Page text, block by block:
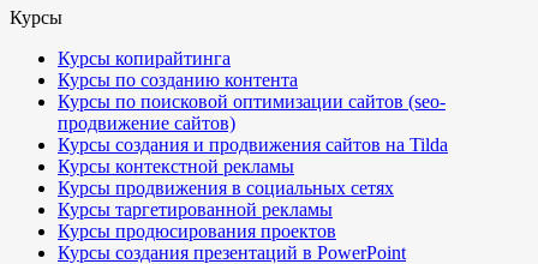
Курсы
Курсы копирайтинга
Курсы по созданию контента
Курсы по поисковой оптимизации сайтов (seo-
продвижение сайтов)
Курсы создания и продвижения сайтов на Tilda
Курсы контекстной рекламы
Курсы продвижения в социальных сетях
Курсы таргетированной рекламы
Курсы продюсирования проектов
Курсы создания презентаций в PowerPoint